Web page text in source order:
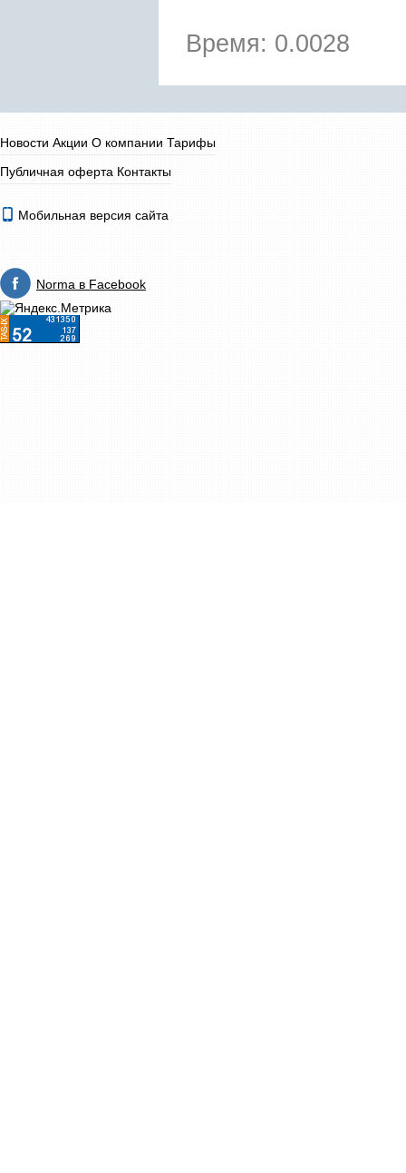
Время: 0.0028
Новости Акции О компании Тарифы
Публичная оферта Контакты
Мобильная версия сайта
Norma в Facebook